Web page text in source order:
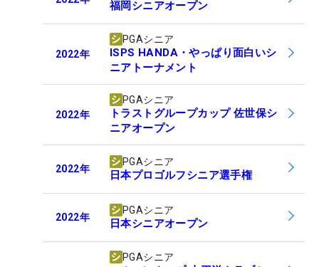
福岡シニアオープン
2022年
PGAシニア
ISPS HANDA・やっぱり面白いシ
ニアトーナメント
2022年
PGAシニア
トラストグループカップ 佐世保シ
ニアオープン
2022年
PGAシニア
日本プロゴルフシニア選手権
2022年
PGAシニア
日本シニアオープン
PGAシニア